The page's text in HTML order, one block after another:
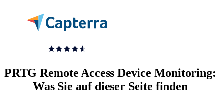
PRTG Remote Access Device Monitoring:
Was Sie auf dieser Seite finden